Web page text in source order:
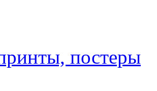
постеры